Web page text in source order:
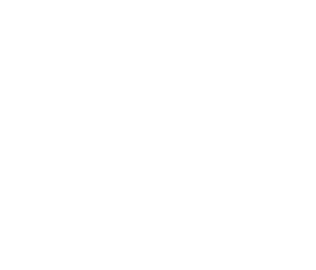
va fi achitata de catre client la receptia hotelului. Noile taxe de